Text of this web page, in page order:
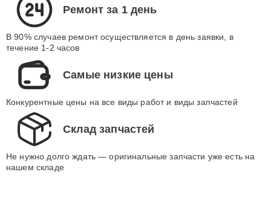
Ремонт за 1 день
В 90% случаев ремонт осуществляется в день заявки, в
течение 1-2 часов
Самые низкие цены
Конкурентные цены на все виды работ и виды запчастей
Склад запчастей
Не нужно долго ждать — оригинальные запчасти уже есть на
нашем складе